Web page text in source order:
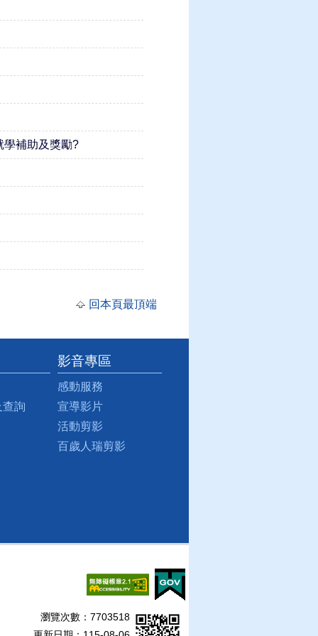
學補助及獎勵?
回本頁最頂端
查詢
影音專區
感動服務
宣導影片
活動剪影
百歲人瑞剪影
瀏覽次數： 7703518